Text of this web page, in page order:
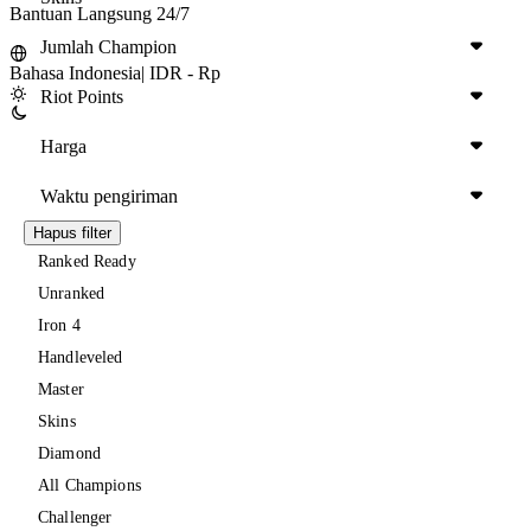
Bantuan Langsung 24/7
Bahasa Indonesia| IDR - Rp
Jumlah Champion
Riot Points
Harga
Waktu pengiriman
Hapus filter
Ranked Ready
Unranked
Iron 4
Handleveled
Master
Skins
Diamond
All Champions
Challenger